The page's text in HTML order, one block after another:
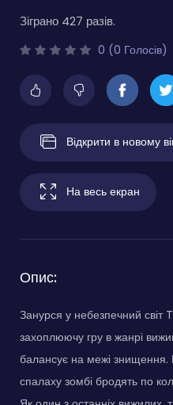
Зіграно 427 разів.
0 (0 Голосів)
Відкрити в новому
На весь екран
Опис:
Занурся у небезпечний
захоплюючу гру в жанрі
балансує на межі знищення.
спалаху зомбі бродять по